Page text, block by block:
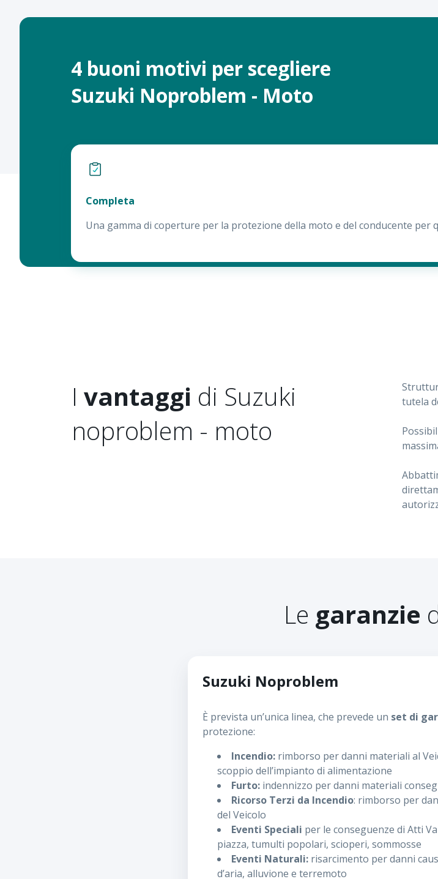
4 buoni motivi per scegliere
Suzuki Noproblem - Moto
Completa
Una gamma di coperture per la protezione della moto e del conducente per
I vantaggi di Suzuki
noproblem - moto
tutela
Le garanzie
Suzuki Noproblem
È prevista un’unica linea, che prevede un set di
protezione:
Incendio: rimborso per danni materiali al
scoppio dell’impianto di alimentazione
Furto: indennizzo per danni materiali
Ricorso Terzi da Incendio: rimborso per
del Veicolo
Eventi Speciali per le conseguenze di Atti
piazza, tumulti popolari, scioperi, sommosse
Eventi Naturali: risarcimento per danni
d’aria, alluvione e terremoto